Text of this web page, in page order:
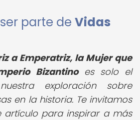
parte de Vidas
a Emperatriz, la Mujer que
Bizantinoes solo el
exploración sobre
en la historia. Te invitamos
artículo para inspirar a más